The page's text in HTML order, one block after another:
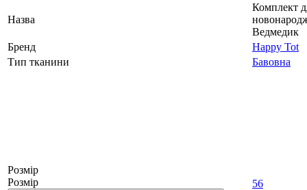
Назва
Комплект
Ведмедик
Бренд
Happy Tot
Тип тканини
Бавовна
Розмір
Розмір
56